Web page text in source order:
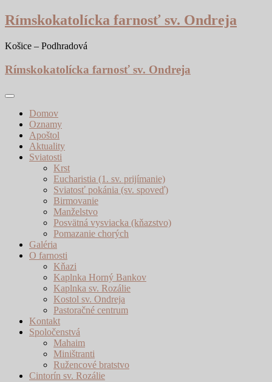
Skip
to
Rímskokatolícka farnosť sv. Ondreja
Košice – Podhradová
Rímskokatolícka farnosť sv. Ondreja
Domov
Oznamy
Apoštol
Aktuality
Sviatosti
Krst
Eucharistia (1. sv. prijímanie)
Sviatosť pokánia (sv. spoveď)
Birmovanie
Manželstvo
Posvätná vysviacka (kňazstvo)
Pomazanie chorých
Galéria
O farnosti
Kňazi
Kaplnka Horný Bankov
Kaplnka sv. Rozálie
Kostol sv. Ondreja
Pastoračné centrum
Kontakt
Spoločenstvá
Mahaim
Miništranti
Ružencové bratstvo
Cintorín sv. Rozálie